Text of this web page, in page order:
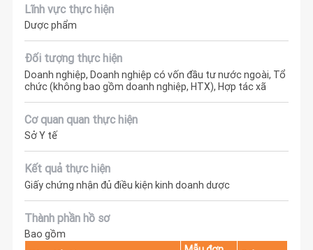
Lĩnh vực thực hiện
Dược phẩm
Đối tượng thực hiện
Doanh nghiệp, Doanh nghiệp có vốn đầu tư nước ngoài, Tổ
chức (không bao gồm doanh nghiệp, HTX), Hợp tác xã
Cơ quan quan thực hiện
Sở Y tế
Kết quả thực hiện
Giấy chứng nhận đủ điều kiện kinh doanh dược
Thành phần hồ sơ
Bao gồm